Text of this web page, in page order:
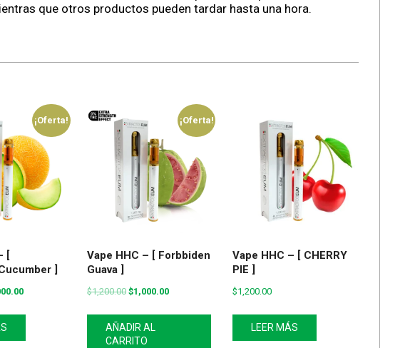
que otros productos pueden tardar hasta una hora.
¡Oferta!
]
¡Oferta!
Vape HHC – [ Forbbiden
Guava ]
$1,200.00 $1,000.00
AÑADIR AL
CARRITO
Vape HHC – [ CHERRY
PIE ]
$1,200.00
LEER MÁS